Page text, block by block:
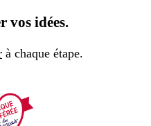
vos idées.
à chaque étape.